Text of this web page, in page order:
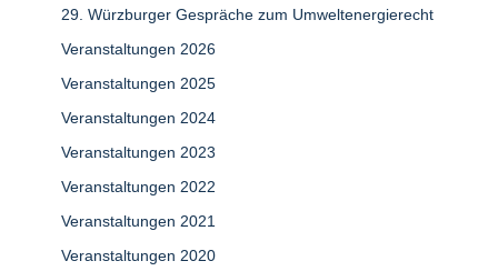
29. Würzburger Gespräche zum Umweltenergierecht
Veranstaltungen 2026
Veranstaltungen 2025
Veranstaltungen 2024
Veranstaltungen 2023
Veranstaltungen 2022
Veranstaltungen 2021
Veranstaltungen 2020